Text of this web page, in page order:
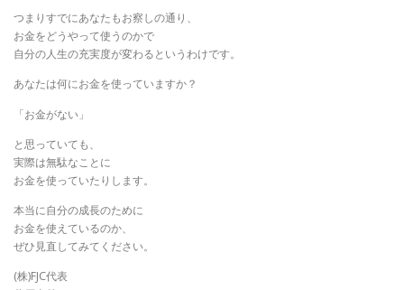
つまりすでにあなたもお察しの通り、
お金をどうやって使うのかで
自分の人生の充実度が変わるというわけです。
あなたは何にお金を使っていますか？
「お金がない」
と思っていても、
実際は無駄なことに
お金を使っていたりします。
本当に自分の成長のために
お金を使えているのか、
ぜひ見直してみてください。
(株)FJC代表